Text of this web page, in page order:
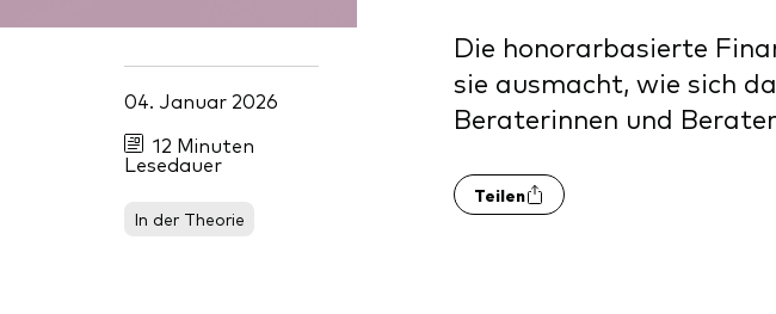
04. Januar 2026
12 Minuten
Lesedauer
In der Theorie
Die honorarbasierte
sie ausmacht, wie sich
Beraterinnen und
Teilen